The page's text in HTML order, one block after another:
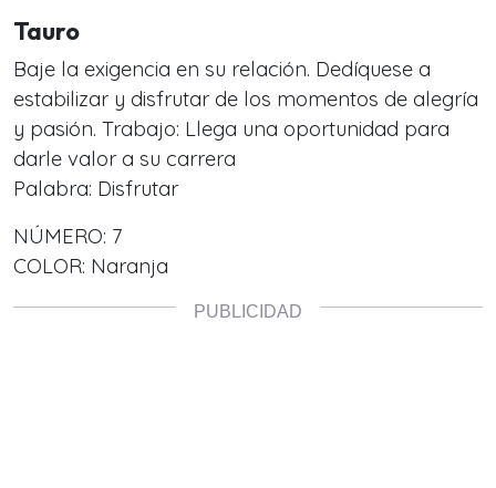
Tauro
Baje la exigencia en su relación. Dedíquese a
estabilizar y disfrutar de los momentos de alegría
y pasión. Trabajo: Llega una oportunidad para
darle valor a su carrera
Palabra: Disfrutar
NÚMERO: 7
COLOR: Naranja